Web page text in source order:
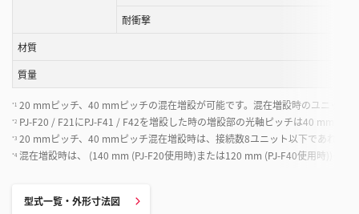
耐衝撃
材質
質量
*1 20 mmピッチ、40 mmピッチの混在増設が可能です。混在増設時のユニット
*2 PJ-F20 / F21にPJ-F41 / F42を増設した時の増設部の光軸ピッチは40 mm、
*3 20 mmピッチ、40 mmピッチ混在増設時は、接続数8ユニット以下であれば
*4 混在増設時は、 (140 mm (PJ-F20使用時)または120 mm (PJ-F40使用時
型式一覧・外形寸法図